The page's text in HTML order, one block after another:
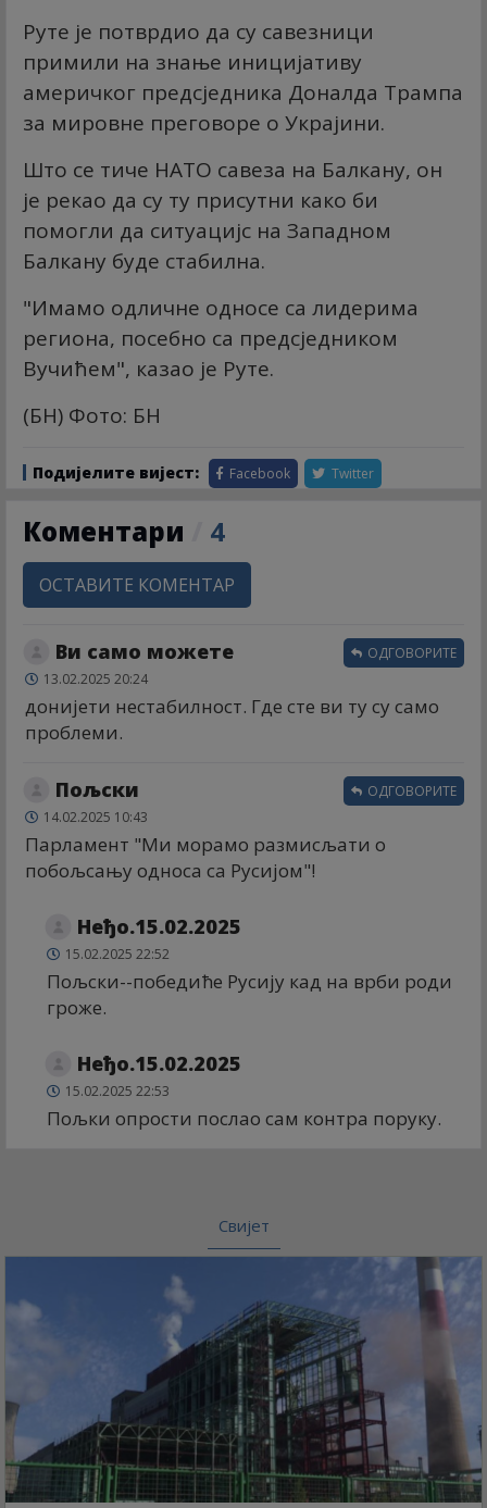
Руте је потврдио да су савезници
примили на знање иницијативу
америчког предсједника Доналда Трампа
за мировне преговоре о Украјини.
Што се тиче НАТО савеза на Балкану, он
је рекао да су ту присутни како би
помогли да ситуацијс на Западном
Балкану буде стабилна.
"Имамо одличне односе са лидерима
региона, посебно са предсједником
Вучићем", казао је Руте.
(БН) Фото: БН
Подијелите вијест: Facebook Twitter
Коментари 4
ОСТАВИТЕ КОМЕНТАР
Ви само можете
13.02.2025 20:24
донијети нестабилност. Где сте ви ту су само
проблеми.
ОДГОВОРИТЕ
Пољски
14.02.2025 10:43
Парламент "Ми морамо размисљати о
побољсању односа са Русијом"!
ОДГОВОРИТЕ
Неђо.15.02.2025
15.02.2025 22:52
Пољски--победиће Русију кад на врби роди
гроже.
Неђо.15.02.2025
15.02.2025 22:53
Пољки опрости послао сам контра поруку.
Свијет